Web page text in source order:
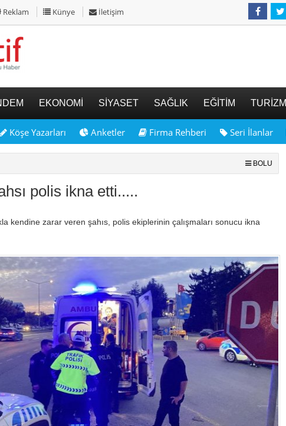
Reklam Künye İletişim
EKONOMİ SİYASET SAĞLIK EĞİTİM TURİZM
Köşe Yazarları Anketler Firma Rehberi Seri İlanlar
BOLU
polis ikna etti.....
kendine zarar veren şahıs, polis ekiplerinin çalışmaları sonucu ikna